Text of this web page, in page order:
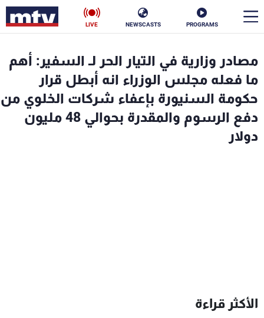
PROGRAMS
NEWSCASTS
LIVE
مصادر وزارية في التيار الحر لـ السفير: أهم
ما فعله مجلس الوزراء انه أبطل قرار
حكومة السنيورة بإعفاء شركات الخلوي من
دفع الرسوم والمقدرة بحوالي 48 مليون
دولار
الأكثر قراءة
الأخبار
سياسة ناس
إقتصاد